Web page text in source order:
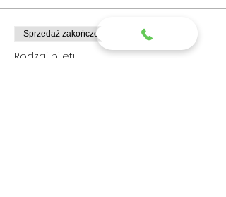
Sprzedaż zakończona
Rodzaj biletu